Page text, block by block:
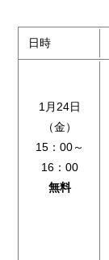
日時
1月24日
（金）
15：00～
16：00
無料